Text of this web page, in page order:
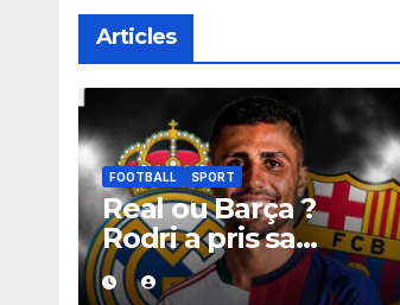
Articles
FOOTBALL SPORT
Real ou Barça ?
Rodri a pris sa
décision, un choix
qui pourrait faire